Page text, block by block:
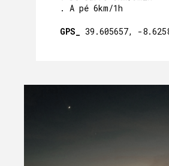
. A pé 6km/1h
GPS_ 39.605657, -